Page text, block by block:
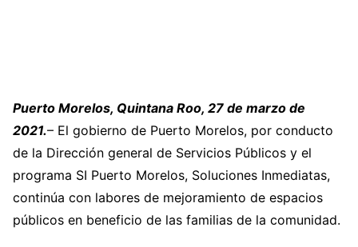
Puerto Morelos, Quintana Roo, 27 de marzo de
2021.– El gobierno de Puerto Morelos, por conducto
de la Dirección general de Servicios Públicos y el
programa SI Puerto Morelos, Soluciones Inmediatas,
continúa con labores de mejoramiento de espacios
públicos en beneficio de las familias de la comunidad.